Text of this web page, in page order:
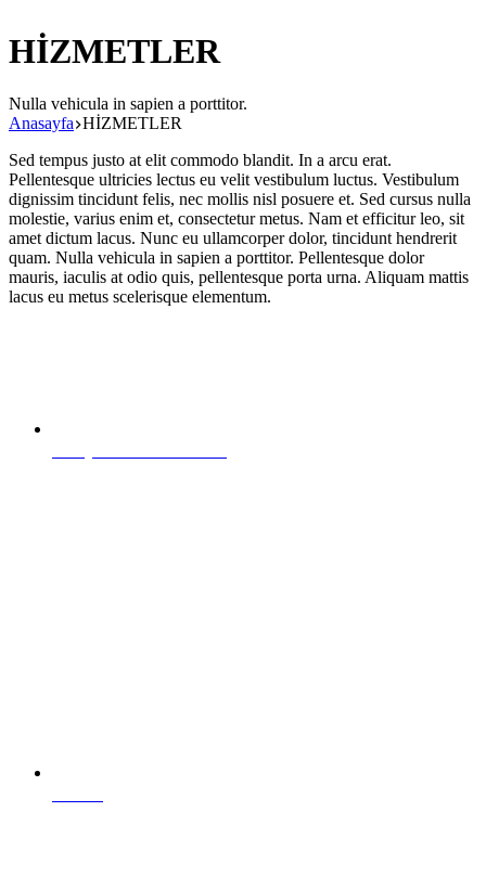
HİZMETLER
Nulla vehicula in sapien a porttitor.
Anasayfa HİZMETLER
Sed tempus justo at elit commodo blandit. In a arcu erat.
Pellentesque ultricies lectus eu velit vestibulum luctus. Vestibulum
dignissim tincidunt felis, nec mollis nisl posuere et. Sed cursus nulla
molestie, varius enim et, consectetur metus. Nam et efficitur leo, sit
amet dictum lacus. Nunc eu ullamcorper dolor, tincidunt hendrerit
quam. Nulla vehicula in sapien a porttitor. Pellentesque dolor
mauris, iaculis at odio quis, pellentesque porta urna. Aliquam mattis
lacus eu metus scelerisque elementum.